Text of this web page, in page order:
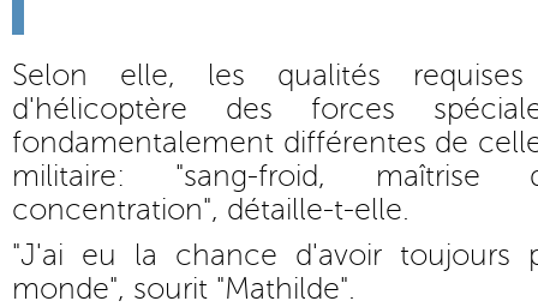
Selon elle, les qualités
d'hélicoptère des forces
fondamentalement différentes de
militaire: "sang-froid,
concentration", détaille-t-elle.
"J'ai eu la chance d'avoir toujours
monde", sourit "Mathilde".